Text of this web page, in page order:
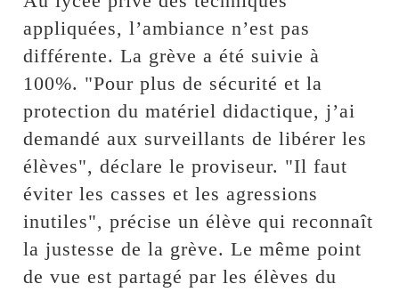
appliquées, l’ambiance n’est pas
différente. La grève a été suivie à
100%. "Pour plus de sécurité et la
protection du matériel didactique, j’ai
demandé aux surveillants de libérer les
élèves", déclare le proviseur. "Il faut
éviter les casses et les agressions
inutiles", précise un élève qui reconnaît
la justesse de la grève. Le même point
de vue est partagé par les élèves du